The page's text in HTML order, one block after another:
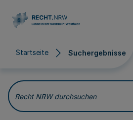
Startseite Suchergebnisse
Suchergebnisse
Recht NRW durchsuchen